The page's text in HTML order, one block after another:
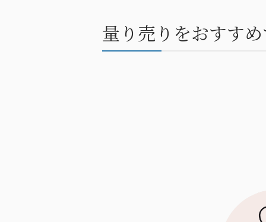
量り売りをおすす